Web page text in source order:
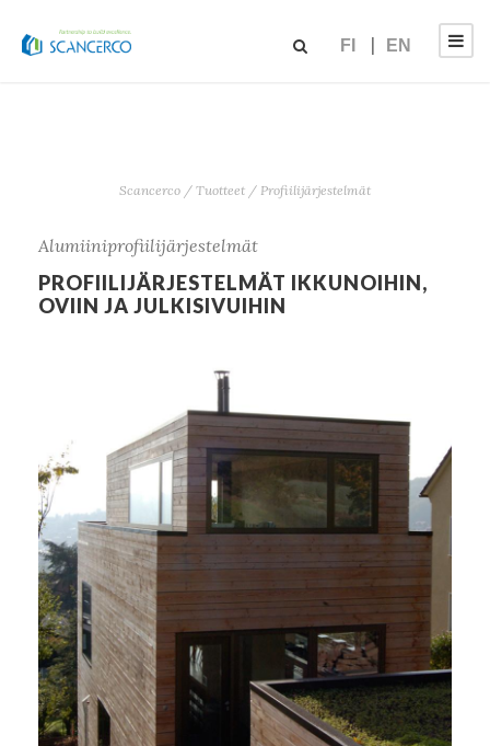
FI EN
Scancerco / Tuotteet / Profiilijärjestelmät
Alumiiniprofiilijärjestelmät
PROFIILIJÄRJESTELMÄT IKKUNOIHIN,
OVIIN JA JULKISIVUIHIN